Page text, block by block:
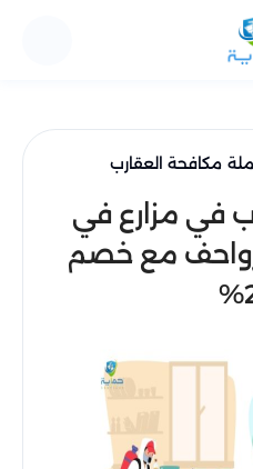
مكافحة العقارب
في مزارع في
مع خصم